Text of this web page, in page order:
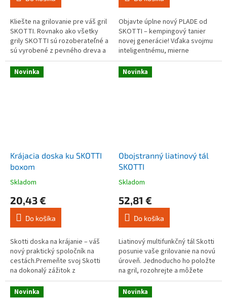
4,0
5
hviezdičiek.
Kliešte na grilovanie pre váš gril
SKOTTI. Rovnako ako všetky
grily SKOTTI sú rozoberateľné a
sú vyrobené z pevného dreva a
vysoko kvalitného hliníka. A pre
vaše pohodlie majú v...
5,0
5
hviezdičiek.
Objavte úplne nový PLADE od
SKOTTI – kempingový tanier
novej generácie! Vďaka svojmu
inteligentnému, mierne
hranatému dizajnu sa PLADE
perfektne hodí do euroboxov,
dodávok a...
Novinka
Krájacia doska ku SKOTTI
boxom
Priemerné
produktu
5,0
5
hviezdičiek.
Skladom
20,43 €
Do košíka
Skotti doska na krájanie – váš
nový praktický spoločník na
cestách.Premeňte svoj Skotti
na dokonalý zážitok z
vonkajšieho varenia!
Novinka
Obojstranný liatinový tál
SKOTTI
Priemerné
produktu
5,0
5
hviezdičiek.
Skladom
52,81 €
Do košíka
Liatinový multifunkčný tál Skotti
posunie vaše grilovanie na novú
úroveň. Jednoducho ho položte
na gril, rozohrejte a môžete
začať. Či už ide o šťavnaté
steaky, krehké rybie...
Novinka Novinka